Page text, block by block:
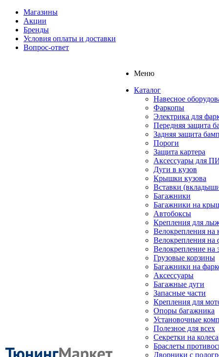
Магазины
Акции
Бренды
Условия оплаты и доставки
Вопрос-ответ
Меню
Каталог
Навесное
Фаркопы
Электрика для
Передняя защита
Задняя защита
Пороги
Защита картера
Аксессуары для
Дуги в кузов
Крышки кузова
Вставки
Багажники
Багажники на
Автобоксы
Крепления для
Велокрепления
Велокрепления на
Велокрепление на
Грузовые корзины
Багажники на
Аксессуары
Багажные дуги
Запасные части
Крепления для
Опоры багажника
Установочные
Полезное для всех
Секретки на колеса
Браслеты
Дворники с